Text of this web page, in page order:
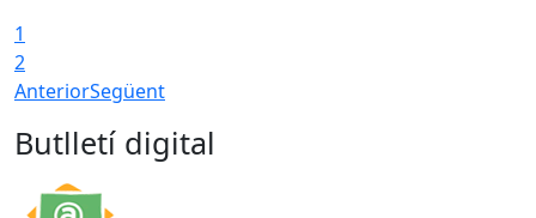
1
2
AnteriorSegüent
Butlletí digital